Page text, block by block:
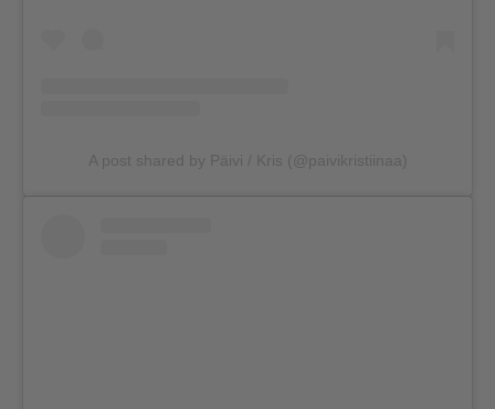
A post shared by Päivi / Kris (@paivikristiinaa)